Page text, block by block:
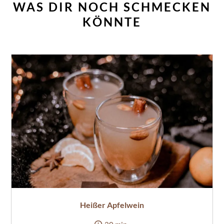
WAS DIR NOCH SCHMECKEN
KÖNNTE
Heißer Apfelwein